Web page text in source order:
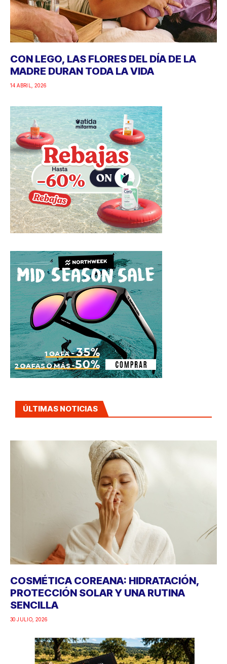
CON LEGO, LAS FLORES DEL DÍA DE LA
MADRE DURAN TODA LA VIDA
14 ABRIL, 2026
ÚLTIMAS NOTICIAS
COSMÉTICA COREANA: HIDRATACIÓN,
PROTECCIÓN SOLAR Y UNA RUTINA
SENCILLA
30 JULIO, 2026